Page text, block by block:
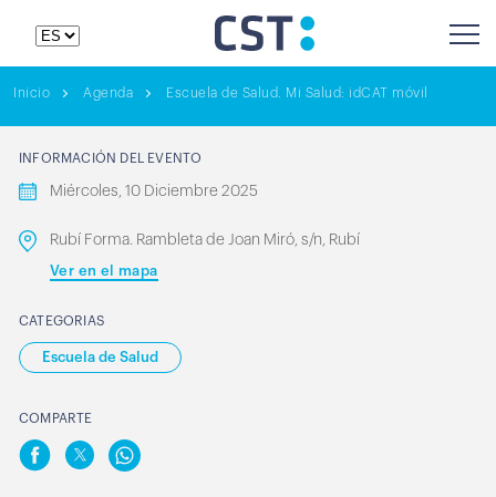
Inicio Agenda Escuela de Salud. Mi Salud: idCAT móvil
INFORMACIÓN DEL EVENTO
Miércoles, 10 Diciembre 2025
Rubí Forma. Rambleta de Joan Miró, s/n, Rubí
Ver en el mapa
CATEGORIAS
Escuela de Salud
COMPARTE